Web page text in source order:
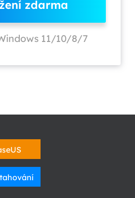
zdarma
11/10/8/7